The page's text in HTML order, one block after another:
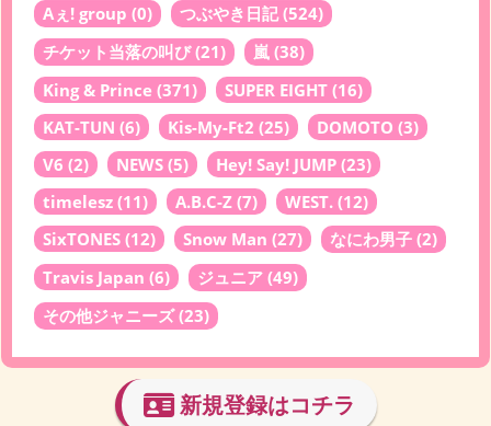
Aぇ! group (0) つぶやき日記(524)
チケット当落の叫び(21) 嵐 (38)
King & Prince (371) SUPER EIGHT (16)
KAT-TUN (6) Kis-My-Ft2 (25) DOMOTO (3)
V6 (2) NEWS (5) Hey! Say! JUMP (23)
timelesz (11) A.B.C-Z (7) WEST. (12)
SixTONES (12) Snow Man (27) なにわ男子 (2)
Travis Japan (6) ジュニア (49)
その他ジャニーズ(23)
新規登録はコチラ